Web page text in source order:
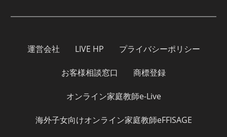
運営会社 LIVE HP プライバシーポリシー
お客様相談窓口 商標登録
オンライン家庭教師e-Live
海外子女向けオンライン家庭教師eFFISAGE